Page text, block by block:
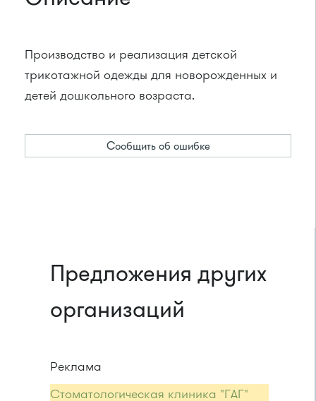
Производство и реализация детской
трикотажной одежды для новорожденных и
детей дошкольного возраста.
Сообщить об ошибке
Предложения других
организаций
Реклама
Стоматологическая клиника "ГАГ"